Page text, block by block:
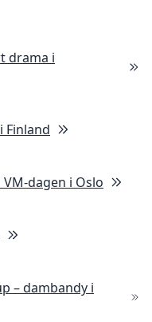
drama i
Finland
dagen i Oslo
– dambandy i